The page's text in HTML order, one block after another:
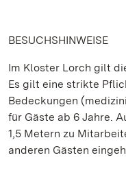
BESUCHSHINWEISE
Im Kloster Lorch gilt
Es gilt eine strikte
Bedeckungen
für Gäste ab 6 Jahre.
1,5 Metern zu
anderen Gästen